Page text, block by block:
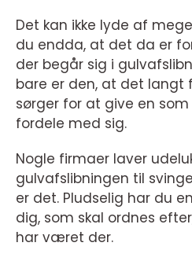
Det kan ikke lyde af
du endda, at det da er
der begår sig i
bare er den, at det langt
sørger for at give en
fordele med sig.
Nogle firmaer laver
gulvafslibningen til
er det. Pludselig har du
dig, som skal ordnes
har været der.